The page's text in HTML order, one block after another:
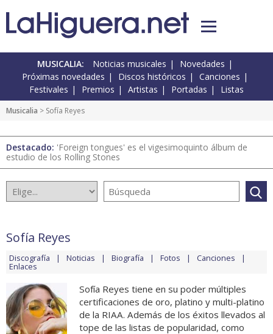
MUSICALIA: Noticias musicales
Novedades
Próximas novedades
Discos históricos
Canciones
Festivales
Premios Artistas Portadas Listas
Musicalia > Sofía Reyes
Destacado: 'Foreign tongues' es el vigesimoquinto álbum de
estudio de los Rolling Stones
Sofía Reyes
Discografía Noticias Biografía Fotos Canciones
Enlaces
Sofía Reyes tiene en su poder múltiples
certificaciones de oro, platino y multi-platino
de la RIAA. Además de los éxitos llevados al
tope de las listas de popularidad, como